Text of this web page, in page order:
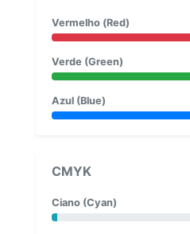
Vermelho (Red)
Verde (Green)
Azul (Blue)
CMYK
Ciano (Cyan)